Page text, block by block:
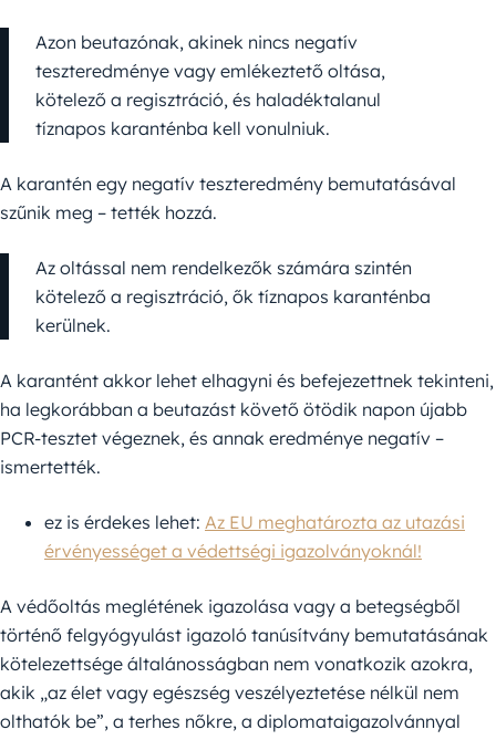
Azon beutazónak, akinek nincs negatív
teszteredménye vagy emlékeztető oltása,
kötelező a regisztráció, és haladéktalanul
tíznapos karanténba kell vonulniuk.
A karantén egy negatív teszteredmény bemutatásával
szűnik meg – tették hozzá.
Az oltással nem rendelkezők számára szintén
kötelező a regisztráció, ők tíznapos karanténba
kerülnek.
A karantént akkor lehet elhagyni és befejezettnek tekinteni,
ha legkorábban a beutazást követő ötödik napon újabb
PCR-tesztet végeznek, és annak eredménye negatív –
ismertették.
ez is érdekes lehet: Az EU meghatározta az utazási
érvényességet a védettségi igazolványoknál!
A védőoltás meglétének igazolása vagy a betegségből
történő felgyógyulást igazoló tanúsítvány bemutatásának
kötelezettsége általánosságban nem vonatkozik azokra,
akik „az élet vagy egészség veszélyeztetése nélkül nem
olthatók be”, a terhes nőkre, a diplomataigazolvánnyal